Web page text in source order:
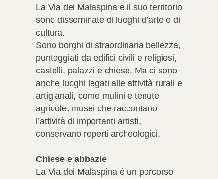
La Via dei Malaspina e il suo territorio
sono disseminate di luoghi d’arte e di
cultura.
Sono borghi di straordinaria bellezza,
punteggiati da edifici civili e religiosi,
castelli, palazzi e chiese. Ma ci sono
anche luoghi legati alle attività rurali e
artigianali, come mulini e tenute
agricole, musei che raccontano
l’attività di importanti artisti,
conservano reperti archeologici.
Chiese e abbazie
La Via dei Malaspina è un percorso